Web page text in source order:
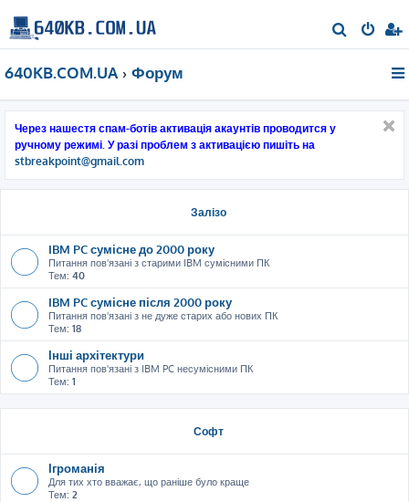
о
640KB.COM.UA Форум
Через нашестя спам-ботів активація акаунтів проводится у
ручному режимі. У разі проблем з активацією пишіть на
stbreakpoint@gmail.com
Залізо
IBM PC сумісне до 2000 року
Питання пов'язані з старими IBM сумісними ПК
Тем: 40
IBM PC сумісне після 2000 року
Питання пов'язані з не дуже старих або нових ПК
Тем: 18
Інші архітектури
Питання пов'язані з IBM PC несумісними ПК
Тем: 1
Софт
Ігроманія
Для тих хто вважає, що раніше було краще
Тем: 2